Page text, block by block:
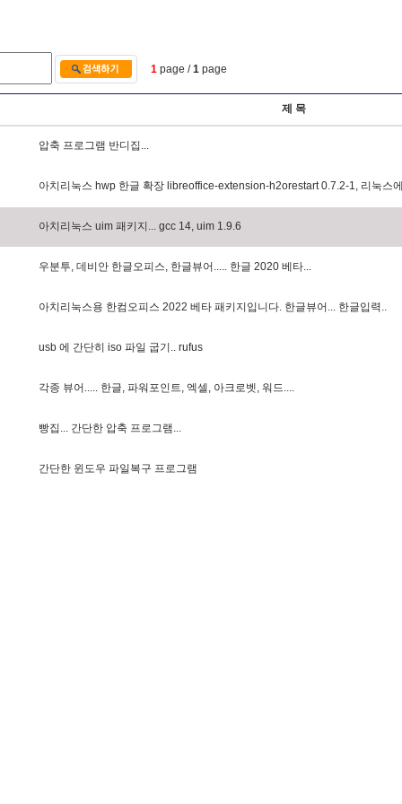
1 page /1 page
제 목
압축 프로그램 반디 집 ...
아치 리 눅스 hwp 한글 확장 ibreoffice-extension-h2orestart 0.7.2-1, 리 눅스
아치 리 눅스 uim 패 키 지 ... gcc 14, uim 1.9.6
우분투, 데 비 안 한글오피 스, 한글뷰어 ..... 한글 2020 베 타...
아치 리 눅스용 한컴 오피 스 2022 베 타 패 키 지 입 니 다. 한글뷰어 ... 한글입 력 ..
usb 에 간단히 iso 파일 굽기 .. rufus
각종 뷰어 ..... 한글, 파워 포인트, 엑셀, 아크로벳, 워 드....
빵집 ... 간단한 압축 프로그램...
간단한 윈 도우 파일 복구 프로그램